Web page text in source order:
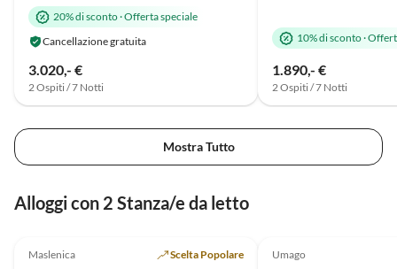
20% di sconto·Offerta speciale
Cancellazione gratuita
3.020,- €
2 Ospiti / 7 Notti
10% di sconto·
1.890,- €
2 Ospiti / 7 Notti
Mostra Tutto
Alloggi con 2 Stanza/e da letto
Vacanza al mare
Maslenica Scelta Popolare Umago